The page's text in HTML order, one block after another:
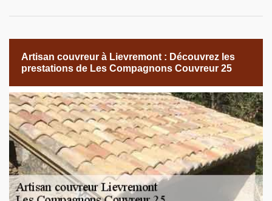
Artisan couvreur à Lievremont : Découvrez les
prestations de Les Compagnons Couvreur 25